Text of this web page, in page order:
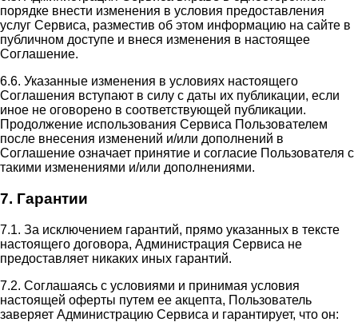
порядке внести изменения в условия предоставления
услуг Сервиса, разместив об этом информацию на сайте в
публичном доступе и внеся изменения в настоящее
Соглашение.
6.6. Указанные изменения в условиях настоящего
Соглашения вступают в силу с даты их публикации, если
иное не оговорено в соответствующей публикации.
Продолжение использования Сервиса Пользователем
после внесения изменений и/или дополнений в
Соглашение означает принятие и согласие Пользователя с
такими изменениями и/или дополнениями.
7. Гарантии
7.1. За исключением гарантий, прямо указанных в тексте
настоящего договора, Администрация Сервиса не
предоставляет никаких иных гарантий.
7.2. Соглашаясь с условиями и принимая условия
настоящей оферты путем ее акцепта, Пользователь
заверяет Администрацию Сервиса и гарантирует, что он: